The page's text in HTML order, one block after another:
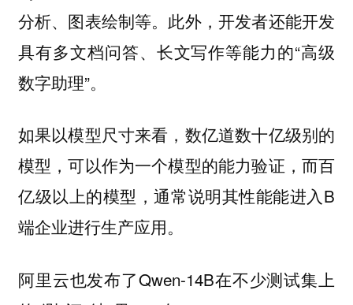
分析、图表绘制等。此外，开发者还能开发
具有多文档问答、长文写作等能力的“高级
数字助理”。
如果以模型尺寸来看，数亿道数十亿级别的
模型，可以作为一个模型的能力验证，而百
亿级以上的模型，通常说明其性能能进入B
端企业进行生产应用。
阿里云也发布了Qwen-14B在不少测试集上